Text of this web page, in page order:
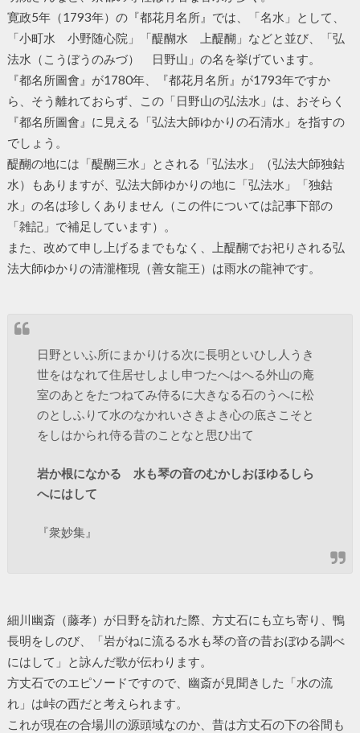
寛政5年（1793年）の『都花月名所』では、「名水」として、
「小町水 小野随心院」「醍醐水 上醍醐」などと並び、「弘
法水（こうぼうのみづ） 日野山」の名を挙げています。
『都名所圖會』が1780年、『都花月名所』が1793年ですか
ら、そう離れておらず、この「日野山の弘法水」は、おそらく
『都名所圖會』に見える「弘法大師ゆかりの石清水」を指すの
でしょう。
醍醐の地には「醍醐三水」とされる「弘法水」（弘法大師独鈷
水）もありますが、弘法大師ゆかりの地に「弘法水」「独鈷
水」の名は珍しくありません（この件については記事下部の
「雑記」で補足しています）。
また、改めて申し上げるまでもなく、上醍醐でお祀りされる弘
法大師ゆかりの清瀧権現（善女龍王）は雨水の龍神です。
日野といふ所にまかりける次に長明といひし人うき
世をはなれて住居せしよし申つたへはへる外山の庵
室のあとをたつねてみ侍るに大きなる石のうへに松
のとしふりて水のなかれいさきよき心の底さこそと
をしはかられ侍る昔のことなと思ひ出て
岩か根になかるゝ水も琴の音のむかしおほゆるしら
へにはして
『衆妙集』
細川幽斎（藤孝）が日野を訪れた際、方丈石にも立ち寄り、鴨
長明をしのび、「岩がねに流るる水も琴の音の昔おぼゆる調べ
にはして」と詠んだ歌が伝わります。
方丈石でのエピソードですので、幽斎が見聞きした「水の流
れ」は峠の西だと考えられます。
これが現在の合場川の源頭域なのか、昔は方丈石の下の谷間も